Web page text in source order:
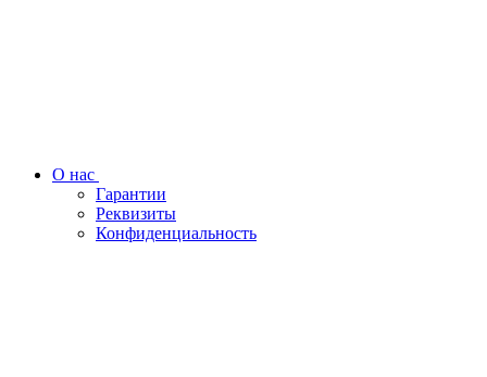
О нас
Гарантии
Реквизиты
Конфиденциальность